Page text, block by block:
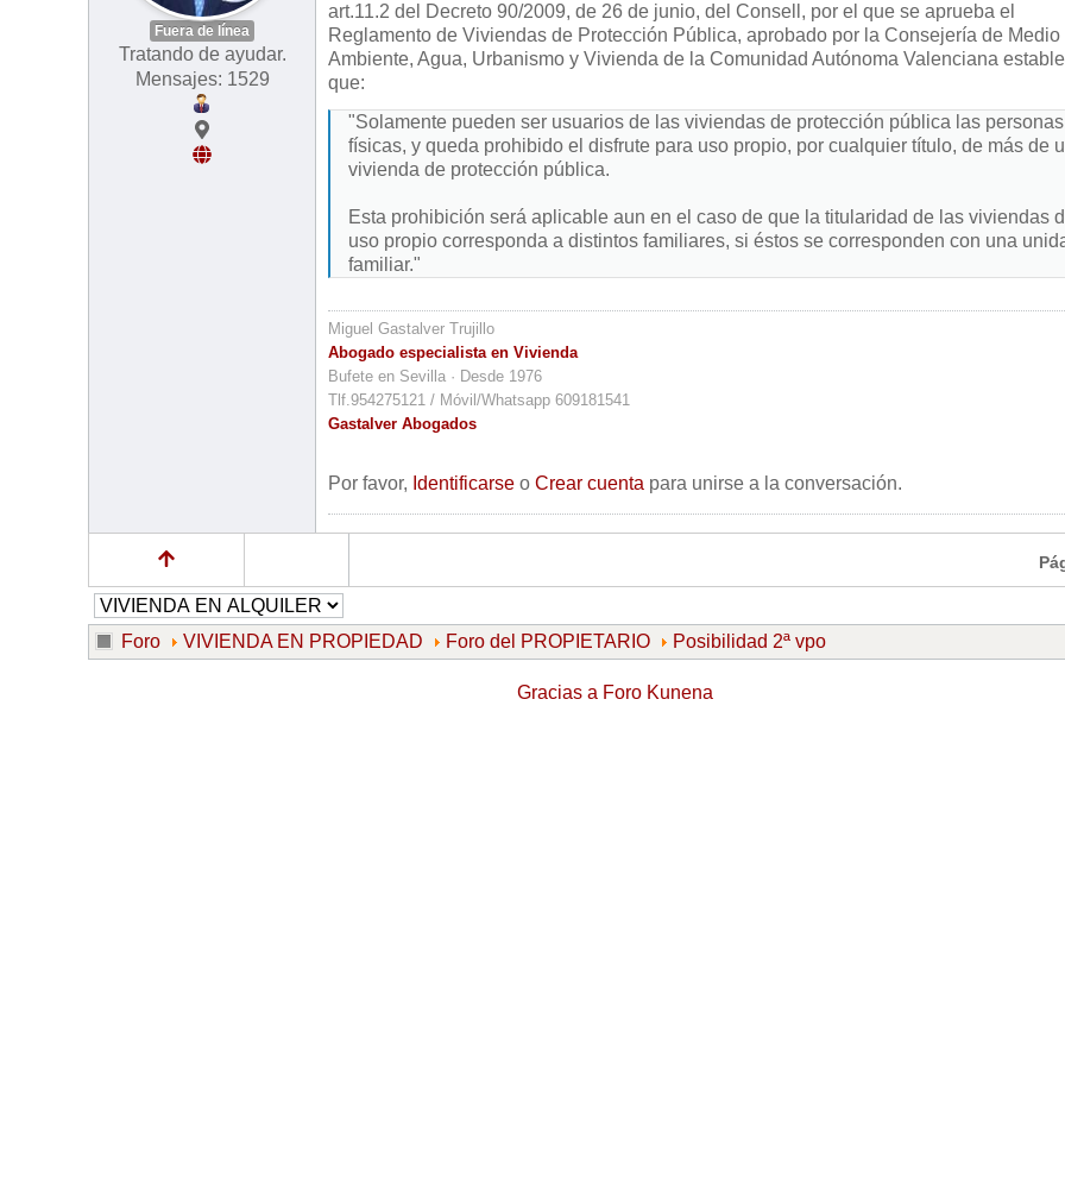
Fuera de línea
Tratando de ayudar.
Mensajes: 1529
art.11.2 del Decreto 90/2009, de 26 de junio, del Consell, por el que se aprueba el
Reglamento de Viviendas de Protección Pública, aprobado por la Consejería de Medio
Ambiente, Agua, Urbanismo y Vivienda de la Comunidad Autónoma Valenciana
que:
"Solamente pueden ser usuarios de las viviendas de protección pública las personas
físicas, y queda prohibido el disfrute para uso propio, por cualquier título, de más de
vivienda de protección pública.
Esta prohibición será aplicable aun en el caso de que la titularidad de las viviendas
uso propio corresponda a distintos familiares, si éstos se corresponden con una
familiar."
Miguel Gastalver Trujillo
Abogado especialista en Vivienda
Bufete en Sevilla · Desde 1976
Tlf.954275121 / Móvil/Whatsapp 609181541
Gastalver Abogados
Por favor, Identificarse o Crear cuenta para unirse a la conversación.
Foro VIVIENDA EN PROPIEDAD Foro del PROPIETARIO Posibilidad 2ª vpo
Gracias a Foro Kunena